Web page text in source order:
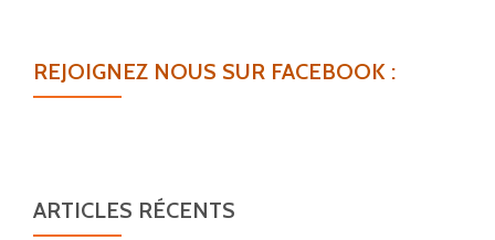
REJOIGNEZ NOUS SUR FACEBOOK :
ARTICLES RÉCENTS